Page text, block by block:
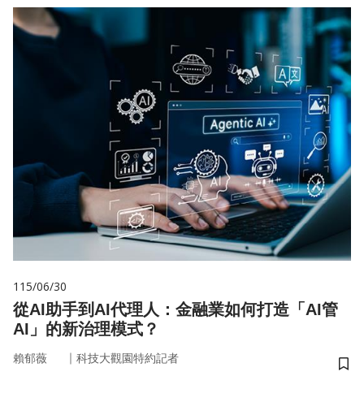
115/06/30
從AI助手到AI代理人：金融業如何打造「AI管
AI」的新治理模式？
賴郁薇 ｜ 科技大觀園特約記者
儲